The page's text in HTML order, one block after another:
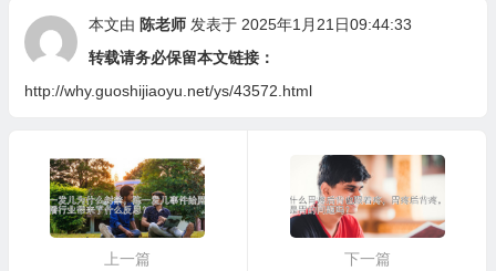
本文由 陈老师发表于 2025年1月21日09:44:33
转载请务必保留本文链接：
http://why.guoshijiaoyu.net/ys/43572.html
上一篇
下一篇